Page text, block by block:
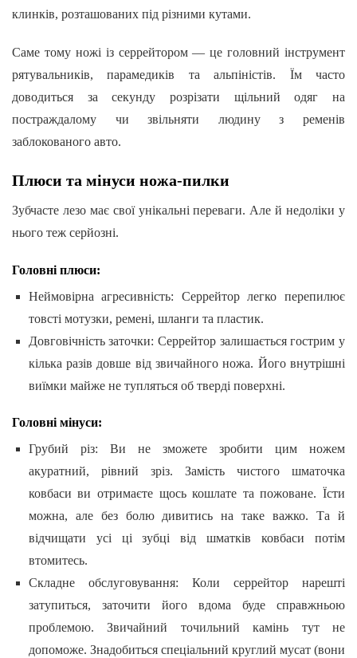
клинків, розташованих під різними кутами.
Саме тому ножі із серрейтором — це головний інструмент
рятувальників, парамедиків та альпіністів. Їм часто
доводиться за секунду розрізати щільний одяг на
постраждалому чи звільняти людину з ременів
заблокованого авто.
Плюси та мінуси ножа-пилки
Зубчасте лезо має свої унікальні переваги. Але й недоліки у
нього теж серйозні.
Головні плюси:
Неймовірна агресивність: Серрейтор легко перепилює
товсті мотузки, ремені, шланги та пластик.
Довговічність заточки: Серрейтор залишається гострим у
кілька разів довше від звичайного ножа. Його внутрішні
виїмки майже не тупляться об тверді поверхні.
Головні мінуси:
Грубий різ: Ви не зможете зробити цим ножем
акуратний, рівний зріз. Замість чистого шматочка
ковбаси ви отримаєте щось кошлате та пожоване. Їсти
можна, але без болю дивитись на таке важко. Та й
відчищати усі ці зубці від шматків ковбаси потім
втомитесь.
Складне обслуговування: Коли серрейтор нарешті
затупиться, заточити його вдома буде справжньою
проблемою. Звичайний точильний камінь тут не
допоможе. Знадобиться спеціальний круглий мусат (вони